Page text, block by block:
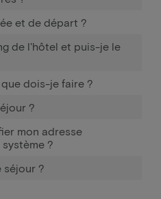
et de départ ?
de l'hôtel et puis-je le
dois-je faire ?
?
mon adresse
?
séjour ?